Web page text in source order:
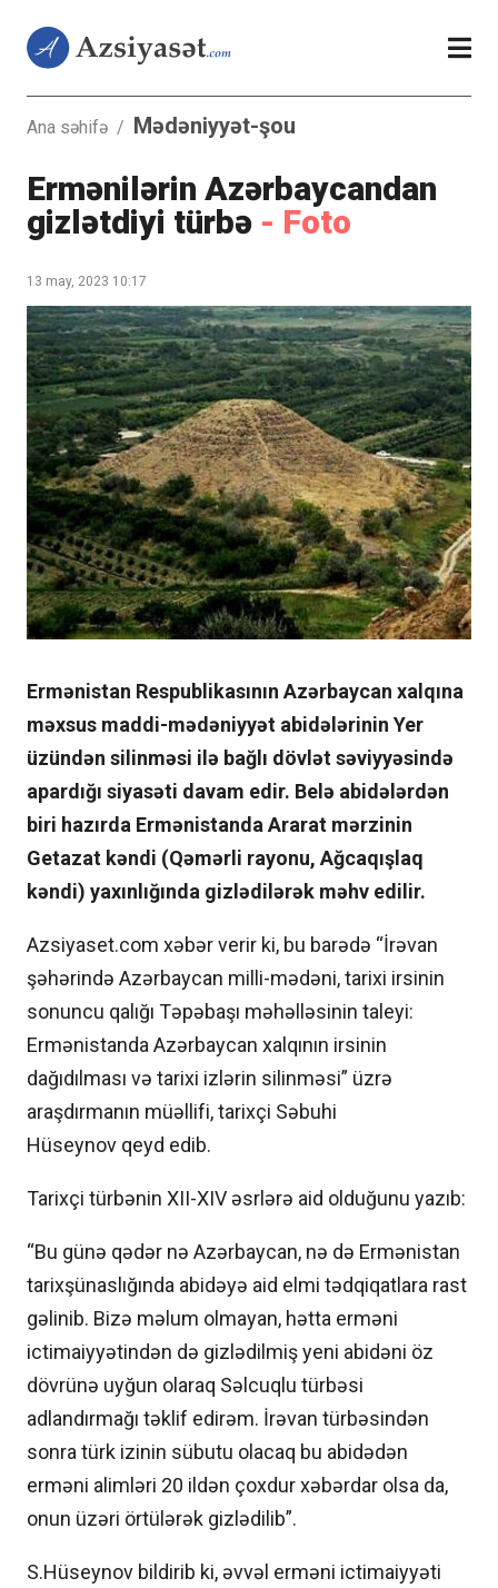
Ana səhifə / Mədəniyyət-şou
Ermənilərin Azərbaycandan
gizlətdiyi türbə - Foto
13 may, 2023 10:17
Ermənistan Respublikasının Azərbaycan xalqına
məxsus maddi-mədəniyyət abidələrinin Yer
üzündən silinməsi ilə bağlı dövlət səviyyəsində
apardığı siyasəti davam edir. Belə abidələrdən
biri hazırda Ermənistanda Ararat mərzinin
Getazat kəndi (Qəmərli rayonu, Ağcaqışlaq
kəndi) yaxınlığında gizlədilərək məhv edilir.
Azsiyaset.com xəbər verir ki, bu barədə “İrəvan
şəhərində Azərbaycan milli-mədəni, tarixi irsinin
sonuncu qalığı Təpəbaşı məhəlləsinin taleyi:
Ermənistanda Azərbaycan xalqının irsinin
dağıdılması və tarixi izlərin silinməsi” üzrə
araşdırmanın müəllifi, tarixçi Səbuhi
Hüseynov qeyd edib.
Tarixçi türbənin XII-XIV əsrlərə aid olduğunu yazıb:
“Bu günə qədər nə Azərbaycan, nə də Ermənistan
tarixşünaslığında abidəyə aid elmi tədqiqatlara rast
gəlinib. Bizə məlum olmayan, hətta erməni
ictimaiyyətindən də gizlədilmiş yeni abidəni öz
dövrünə uyğun olaraq Səlcuqlu türbəsi
adlandırmağı təklif edirəm. İrəvan türbəsindən
sonra türk izinin sübutu olacaq bu abidədən
erməni alimləri 20 ildən çoxdur xəbərdar olsa da,
onun üzəri örtülərək gizlədilib”.
S.Hüseynov bildirib ki, əvvəl erməni ictimaiyyəti